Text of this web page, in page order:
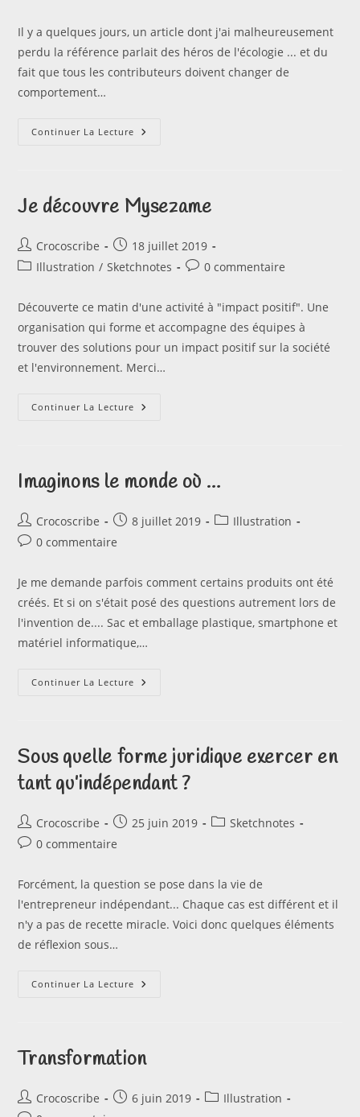
la
publication :
Il y a quelques jours, un article dont j'ai malheureusement
perdu la référence parlait des héros de l'écologie ... et du
fait que tous les contributeurs doivent changer de
comportement…
Continuer La Lecture Jour
Je découvre Mysezame
Auteur/autrice
de
Crocoscribe
Publication
publiée :
18 juillet 2019
PostIllustration / Sketchnotes
Commentaires
la
publication :
0 commentaire
Découverte ce matin d'une activité à "impact positif". Une
organisation qui forme et accompagne des équipes à
trouver des solutions pour un impact positif sur la société
et l'environnement. Merci…
Continuer La Lecture Je
Imaginons le monde où …
Auteur/autrice
de
Crocoscribe
Publication
publiée :
8 juillet 2019
PostIllustration
Commentaires
la
publication :
0 commentaire
Je me demande parfois comment certains produits ont été
créés. Et si on s'était posé des questions autrement lors de
l'invention de.... Sac et emballage plastique, smartphone et
matériel informatique,…
Continuer La Lecture Imaginons
Sous quelle forme juridique exercer en
tant qu’indépendant ?
Auteur/autrice
de
Crocoscribe
Publication
publiée :
25 juin 2019
PostSketchnotes
Commentaires
la
publication :
0 commentaire
Forcément, la question se pose dans la vie de
l'entrepreneur indépendant... Chaque cas est différent et il
n'y a pas de recette miracle. Voici donc quelques éléments
de réflexion sous…
Continuer La Lecture Sous
Tant
Qu’indépendant
Transformation
Auteur/autrice
Crocoscribe
Publication
6 juin 2019
PostIllustration